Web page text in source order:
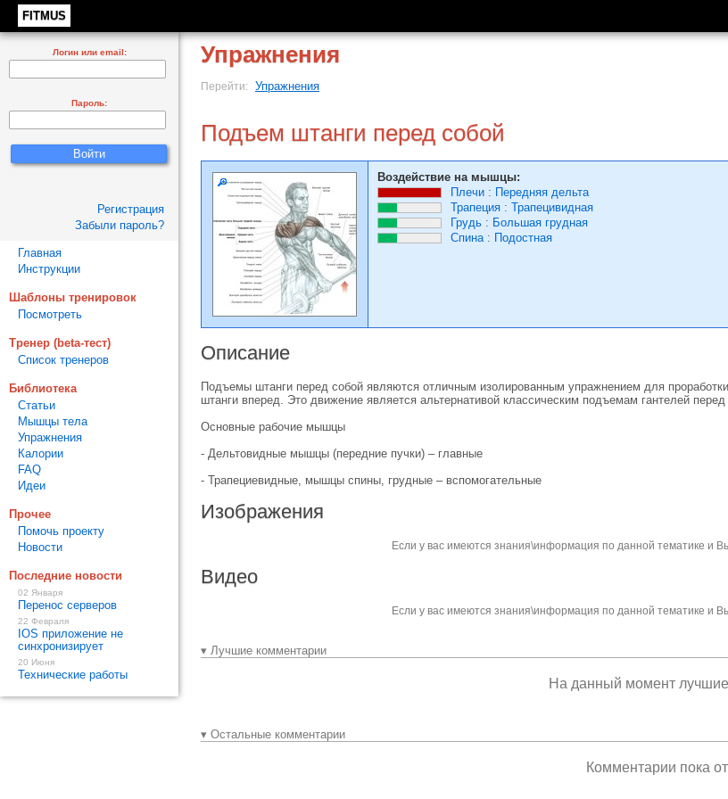
FITMUS
Упражнения
Перейти: Упражнения
Подъем штанги перед собой
Воздействие на мышцы:
Плечи : Передняя дельта
Трапеция : Трапецивидная
Грудь : Большая грудная
Спина: Подостная
Описание
Подъемы штанги перед собой являются отличным изолированным упражнением для
штанги вперед. Это движение является альтернативой классическим подъемам гантелей перед
Основные рабочие мышцы
- Дельтовидные мышцы (передние пучки) – главные
- Трапециевидные, мышцы спины, грудные – вспомогательные
Изображения
Если у вас имеются знания\информация по данной тематике и
Видео
Если у вас имеются знания\информация по данной тематике и
▾ Лучшие комментарии
На данный момент
▾ Остальные комментарии
Комментарии пока
Логин или email:
Пароль:
Регистрация
Забыли пароль?
Главная
Инструкции
Шаблоны тренировок
Посмотреть
Тренер (beta-тест)
Список тренеров
Библиотека
Статьи
Мышцы тела
Упражнения
Калории
FAQ
Идеи
Прочее
Помочь проекту
Новости
Последние новости
02 Января
Перенос серверов
22 Февраля
IOS приложение не
синхронизирует
20 Июня
Технические работы